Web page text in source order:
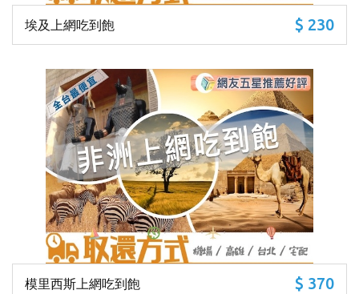
埃及上網吃到飽 $ 230
模里西斯上網吃到飽 $ 370